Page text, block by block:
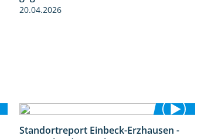
20.04.2026
7:04
Standortreport Einbeck-Erzhausen -